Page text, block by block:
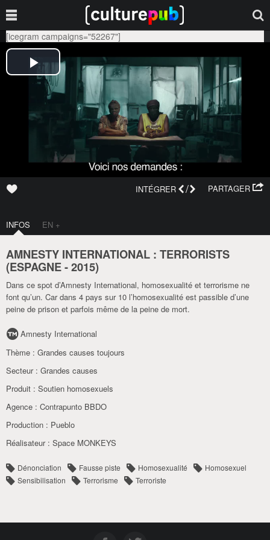
[icegram campaigns="52267"]
PARTAGER
INTÉGRER /
INFOS EN +
AMNESTY INTERNATIONAL : TERRORISTS
(ESPAGNE-2015)
Dans ce spot d’Amnesty International, homosexualité et terrorisme ne
font qu’un. Car dans 4 pays sur 10 l’homosexualité est passible d’une
peine de prison et parfois même de la peine de mort.
Amnesty International
Thème : Grandes causes toujours
Secteur : Grandes causes
Produit : Soutien homosexuels
Agence : Contrapunto BBDO
Production : Pueblo
Réalisateur : Space MONKEYS
Dénonciation Fausse piste Homosexualité
Homosexuel
Sensibilisation
Terrorisme Terroriste